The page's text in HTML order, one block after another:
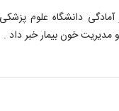
آمادگی دانشگاه علوم
مدیریت خون بیمار خبر داد .